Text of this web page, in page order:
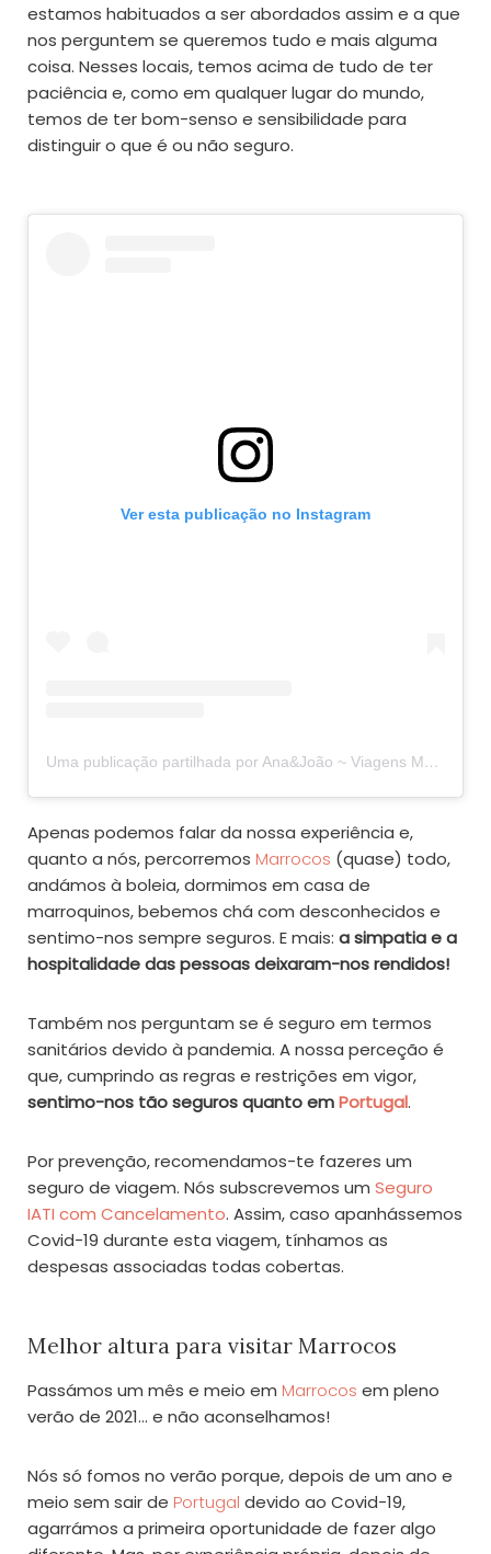
estamos habituados a ser abordados assim e a que
nos perguntem se queremos tudo e mais alguma
coisa. Nesses locais, temos acima de tudo de ter
paciência e, como em qualquer lugar do mundo,
temos de ter bom-senso e sensibilidade para
distinguir o que é ou não seguro.
Ver esta publicação no Instagram
Uma publicação partilhada por Ana&João ~ Viagens Mais Pra Lá (@maisprala)
Apenas podemos falar da nossa experiência e,
quanto a nós, percorremos Marrocos (quase) todo,
andámos à boleia, dormimos em casa de
marroquinos, bebemos chá com desconhecidos e
sentimo-nos sempre seguros. E mais: a simpatia e a
hospitalidade das pessoas deixaram-nos rendidos!
Também nos perguntam se é seguro em termos
sanitários devido à pandemia. A nossa perceção é
que, cumprindo as regras e restrições em vigor,
sentimo-nos tão seguros quanto emPortugal.
Por prevenção, recomendamos-te fazeres um
seguro de viagem. Nós subscrevemos um Seguro
IATI com Cancelamento. Assim, caso apanhássemos
Covid-19 durante esta viagem, tínhamos as
despesas associadas todas cobertas.
Melhor altura para visitar Marrocos
Passámos um mês e meio em Marrocos em pleno
verão de 2021… e não aconselhamos!
Nós só fomos no verão porque, depois de um ano e
meio sem sair de Portugal devido ao Covid-19,
agarrámos a primeira oportunidade de fazer algo